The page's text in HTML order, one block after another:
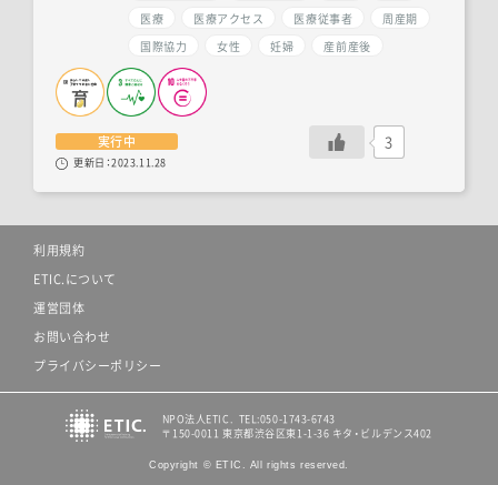
医療
医療アクセス 医療従事者
周産期
国際協力
女性 妊婦 産前産後
実行中
更新日：2023.11.28
3
利用規約
ETIC.について
運営団体
お問い合わせ
プライバシーポリシー
NPO法人ETIC. TEL:050-1743-6743
〒150-0011 東京都渋谷区東1-1-36 キタ・ビルデンス402
Copyright © ETIC. All rights reserved.